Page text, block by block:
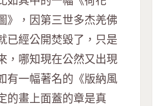
》，因第三世多杰羌佛
已經公開焚毀了，只是
，哪知現在公然又出現
有一幅著名的《版納風
的畫上面蓋的章是真